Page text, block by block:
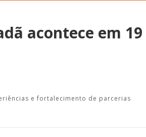
acontece em
e fortalecimento de parcerias